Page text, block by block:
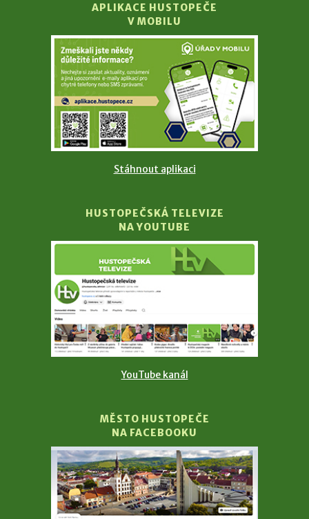
APLIKACE HUSTOPEČE
V MOBILU
Stáhnout aplikaci
HUSTOPEČSKÁ TELEVIZE
NA YOUTUBE
YouTube kanál
MĚSTO HUSTOPEČE
NA FACEBOOKU